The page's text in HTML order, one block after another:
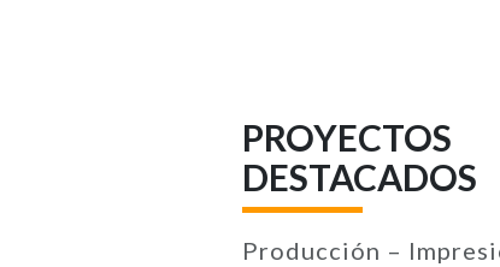
PROYECTOS
DESTACADOS
Producción –